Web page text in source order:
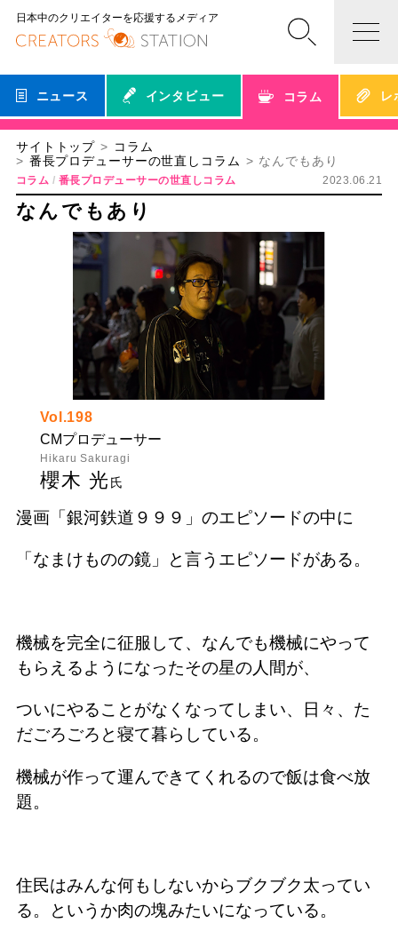
日本中のクリエイターを応援するメディア
ニュース インタビュー コラム レ
サイトトップ
コラム
番長プロデューサーの世直しコラム
なんでもあり
コラム 番長プロデューサーの世直しコラム 2023.06.21
なんでもあり
Vol.198
CMプロデューサー
Hikaru Sakuragi
櫻木 光氏
漫画「銀河鉄道９９９」のエピソードの中に
「なまけものの鏡」と言うエピソードがある。
機械を完全に征服して、なんでも機械にやって
もらえるようになったその星の人間が、
ついにやることがなくなってしまい、日々、た
だごろごろと寝て暮らしている。
機械が作って運んできてくれるので飯は食べ放
題。
住民はみんな何もしないからブクブク太ってい
る。というか肉の塊みたいになっている。